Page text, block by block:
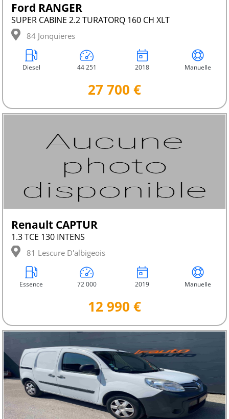
Ford RANGER
SUPER CABINE 2.2 TURATORQ 160 CH XLT
84 Jonquieres
Diesel 44 251 2018 Manuelle
27 700 €
Renault CAPTUR
1.3 TCE 130 INTENS
81 Lescure D'albigeois
Essence 72 000 2019 Manuelle
12 990 €